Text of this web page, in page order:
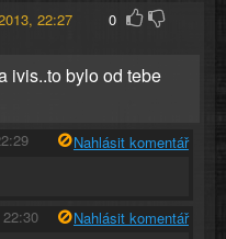
22:27
0
ivis..to bylo od tebe
Nahlásit komentář
Nahlásit komentář